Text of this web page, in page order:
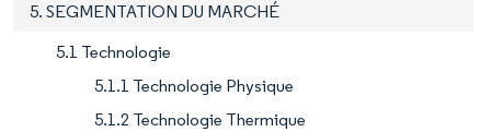
5. SEGMENTATION DU MARCHÉ
5.1 Technologie
5.1.1 Technologie Physique
5.1.2 Technologie Thermique